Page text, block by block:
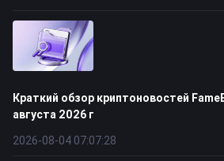
Краткий обзор криптоновостей
августа 2026 г
2026-08-04 07:07:28